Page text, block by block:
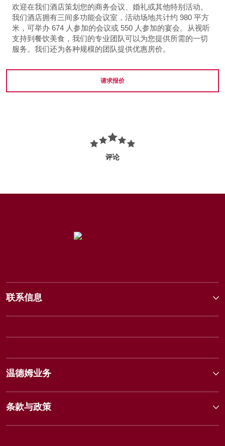
欢迎在我们酒店策划您的商务会议、婚礼或其他特别活动。
我们酒店拥有三间多功能会议室，活动场地共计约 980 平方
米，可举办 674 人参加的会议或 550 人参加的宴会。从视听
支持到餐饮美食，我们的专业团队可以为您提供所需的一切
服务。我们还为各种规模的团队提供优惠房价。
请求报价
评论
联系信息
温德姆业务
条款与政策